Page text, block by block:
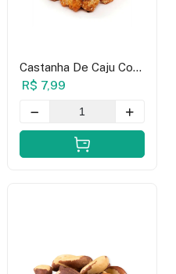
Castanha De Caju Com
Leite Condensado -
100g
R$ 7,99